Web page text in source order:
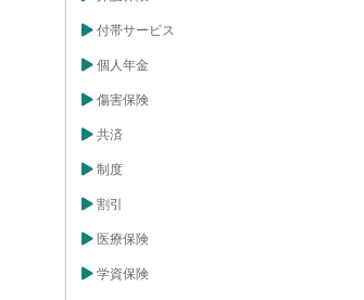
付帯サービス
個人年金
傷害保険
共済
制度
割引
医療保険
学資保険